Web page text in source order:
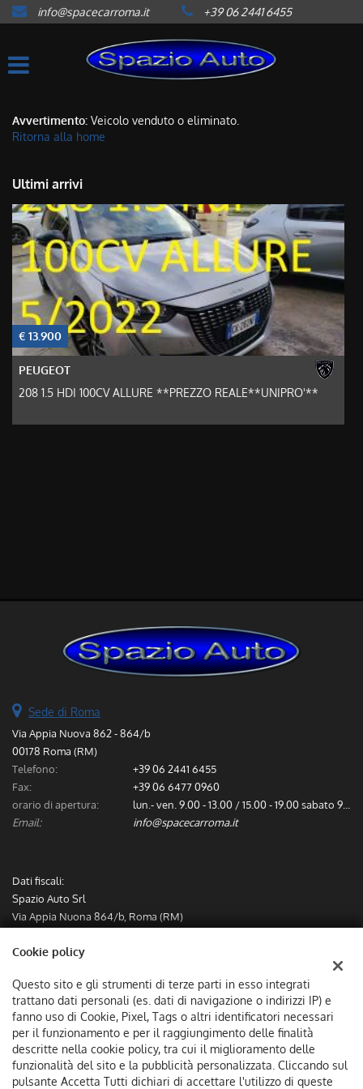
HOME
LISTA VEICOLI
ACQUISTIAMO USATO
CONTATTI
NEWS
AREA COMMERCIANTI
info@spacecarroma.it +39 06 2441 6455
Avvertimento: Veicolo venduto o eliminato.
Ritorna alla home
Ultimi arrivi
€ 13.900
PEUGEOT
208 1.5 HDI 100CV ALLURE **PREZZO REALE**UNIPRO'**
Sede di Roma
Via Appia Nuova 862 - 864/b
00178 Roma (RM)
Telefono:
+39 06 2441 6455
Fax:
+39 06 6477 0960
orario di apertura:
Email:
info@spacecarroma.it
Dati fiscali:
Spazio Auto Srl
Via Appia Nuona 864/b, Roma (RM)
Registro delle imprese:
Cookie policy
Questo sito e gli strumenti di terze parti in esso integrati
trattano dati personali (es. dati di navigazione o indirizzi IP) e
fanno uso di Cookie, Pixel, Tags o altri identificatori necessari
per il funzionamento e per il raggiungimento delle finalità
descritte nella cookie policy, tra cui il miglioramento delle
funzionalità del sito e la pubblicità personalizzata. Cliccando sul
pulsante Accetta Tutti dichiari di accettare l'utilizzo di queste